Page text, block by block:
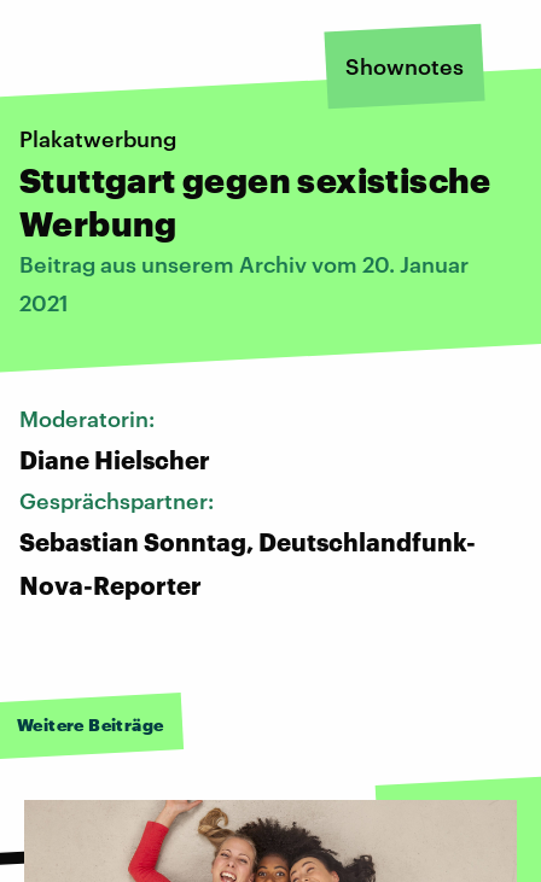
Shownotes
Plakatwerbung
Stuttgart gegen sexistische
Werbung
Beitrag aus unserem Archiv vom 20. Januar
2021
Moderatorin:
Diane Hielscher
Gesprächspartner:
Sebastian Sonntag, Deutschlandfunk-
Nova-Reporter
Weitere Beiträge